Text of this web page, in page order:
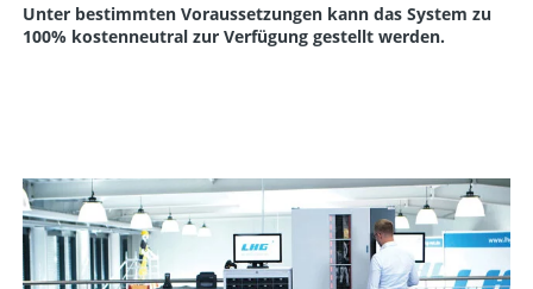
Unter bestimmten Voraussetzungen kann das System zu
100% kostenneutral zur Verfügung gestellt werden.